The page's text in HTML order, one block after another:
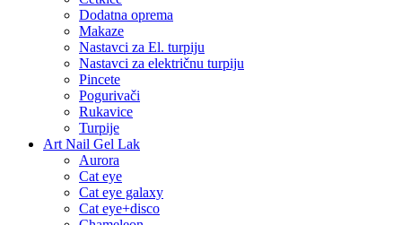
Dodatna oprema
Makaze
Nastavci za El. turpiju
Nastavci za električnu turpiju
Pincete
Pogurivači
Rukavice
Turpije
Art Nail Gel Lak
Aurora
Cat eye
Cat eye galaxy
Cat eye+disco